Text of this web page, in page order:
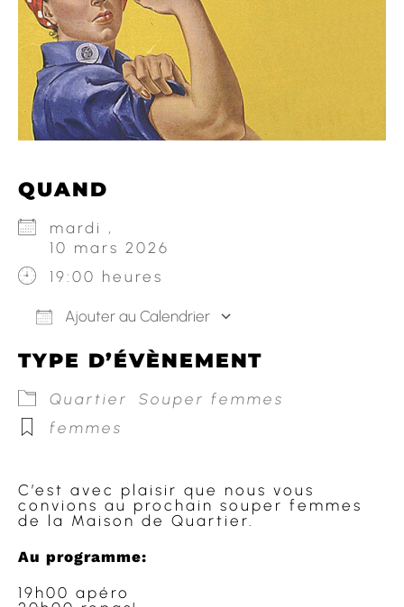
QUAND
mardi ,
10 mars 2026
19:00 heures
Ajouter au Calendrier
TYPE D’ÉVÈNEMENT
Quartier
Souper femmes
femmes
C’est avec plaisir que nous vous
convions au prochain souper femmes
de la Maison de Quartier.
Au programme:
19h00 apéro